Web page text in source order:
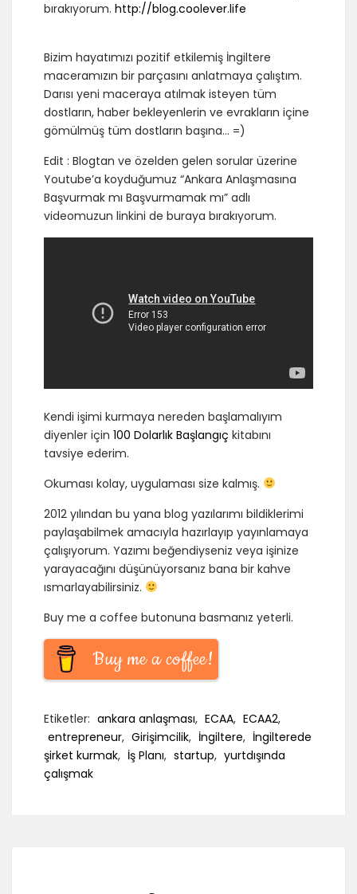
bırakıyorum. http://blog.coolever.life
Bizim hayatımızı pozitif etkilemiş İngiltere
maceramızın bir parçasını anlatmaya çalıştım.
Darısı yeni maceraya atılmak isteyen tüm
dostların, haber bekleyenlerin ve evrakların içine
gömülmüş tüm dostların başına… =)
Edit : Blogtan ve özelden gelen sorular üzerine
Youtube’a koyduğumuz “Ankara Anlaşmasına
Başvurmak mı Başvurmamak mı” adlı
videomuzun linkini de buraya bırakıyorum.
Kendi işimi kurmaya nereden başlamalıyım
diyenler için 100 Dolarlık Başlangıç kitabını
tavsiye ederim.
Okuması kolay, uygulaması size kalmış.
2012 yılından bu yana blog yazılarımı bildiklerimi
paylaşabilmek amacıyla hazırlayıp yayınlamaya
çalışıyorum. Yazımı beğendiyseniz veya işinize
yarayacağını düşünüyorsanız bana bir kahve
ısmarlayabilirsiniz.
Buy me a coffee butonuna basmanız yeterli.
Buy me a coffee!
Etiketler: ankara anlaşması, ECAA, ECAA2,
entrepreneur, Girişimcilik, İngiltere, İngilterede
şirket kurmak, İş Planı, startup, yurtdışında
çalışmak